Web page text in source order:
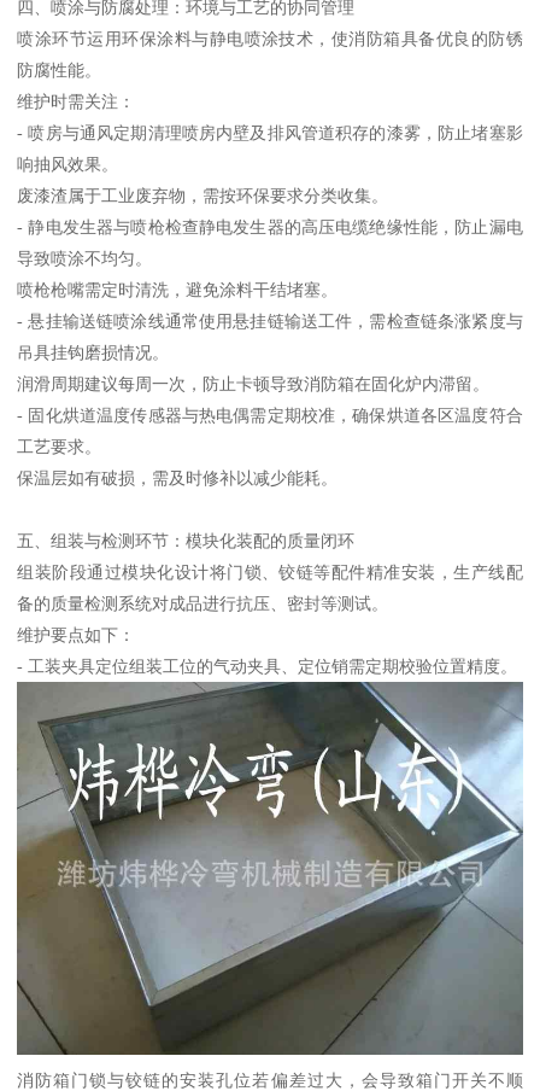
四、喷涂与防腐处理：环境与工艺的协同管理
喷涂环节运用环保涂料与静电喷涂技术，使消防箱具备优良的防锈
防腐性能。
维护时需关注：
- 喷房与通风定期清理喷房内壁及排风管道积存的漆雾，防止堵塞影
响抽风效果。
废漆渣属于工业废弃物，需按环保要求分类收集。
- 静电发生器与喷枪检查静电发生器的高压电缆绝缘性能，防止漏电
导致喷涂不均匀。
喷枪枪嘴需定时清洗，避免涂料干结堵塞。
- 悬挂输送链喷涂线通常使用悬挂链输送工件，需检查链条涨紧度与
吊具挂钩磨损情况。
润滑周期建议每周一次，防止卡顿导致消防箱在固化炉内滞留。
- 固化烘道温度传感器与热电偶需定期校准，确保烘道各区温度符合
工艺要求。
保温层如有破损，需及时修补以减少能耗。
五、组装与检测环节：模块化装配的质量闭环
组装阶段通过模块化设计将门锁、铰链等配件精准安装，生产线配
备的质量检测系统对成品进行抗压、密封等测试。
维护要点如下：
- 工装夹具定位组装工位的气动夹具、定位销需定期校验位置精度。
消防箱门锁与铰链的安装孔位若偏差过大，会导致箱门开关不顺